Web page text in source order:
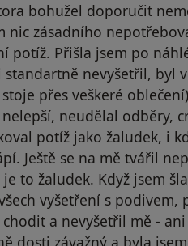
bohužel doporučit
nic zásadního
potíž. Přišla jsem po
standartně nevyšetřil, byl
přes veškeré
neudělal odběry,
potíž jako žaludek, i
Ještě se na mě tvářil
to žaludek. Když jsem
vyšetření s
a nevyšetřil mě -